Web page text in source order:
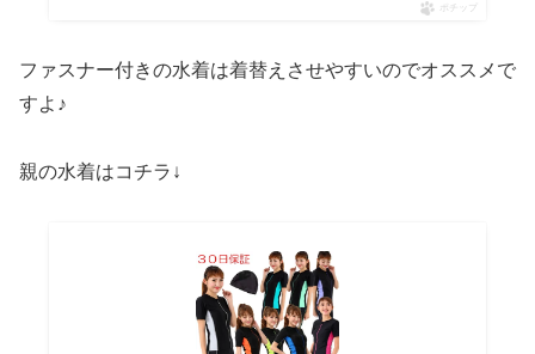
ポチップ
ファスナー付きの水着は着替えさせやすいのでオススメで
すよ♪
親の水着はコチラ↓